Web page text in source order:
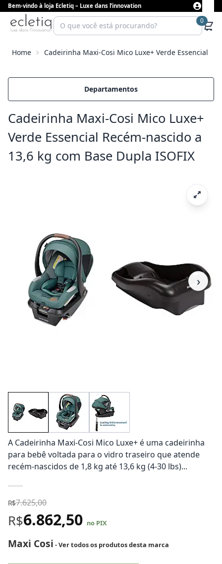
Bem-vindo à loja Ecletiq – Luxe dans l’innovation
0
Home Cadeirinha Maxi-Cosi Mico Luxe+ Verde Essencial
Departamentos
Cadeirinha Maxi-Cosi Mico Luxe+
Verde Essencial Recém-nascido a
13,6 kg com Base Dupla ISOFIX
›
A Cadeirinha Maxi-Cosi Mico Luxe+ é uma cadeirinha
para bebê voltada para o vidro traseiro que atende
recém-nascidos de 1,8 kg até 13,6 kg (4-30 lbs)...
R$7.625,00
R$6.862,50 no PIX
Maxi Cosi - Ver todos os produtos desta marca